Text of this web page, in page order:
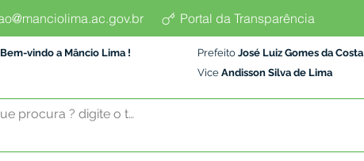
Portal da Transparência
vindo a Mâncio Lima ! Prefeito José Luiz Gomes da Costa
Vice Andisson Silva de Lima